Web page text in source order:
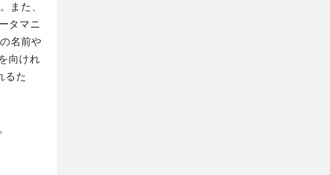
また、
タマニ
名前や
向けれ
るた